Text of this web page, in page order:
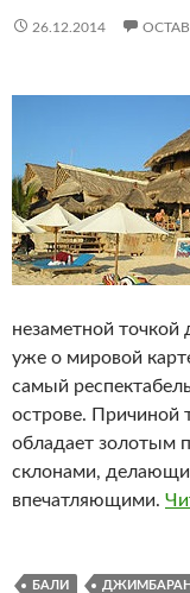
26.12.2014
незаметной точкой
уже о мировой
самый
острове. Причиной
обладает золотым
склонами,
впечатляющими.
БАЛИ ДЖИМБАРАН